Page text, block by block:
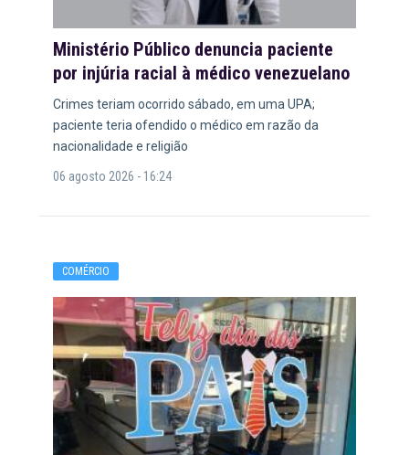
Ministério Público denuncia paciente
por injúria racial à médico venezuelano
Crimes teriam ocorrido sábado, em uma UPA;
paciente teria ofendido o médico em razão da
nacionalidade e religião
06 agosto 2026 - 16:24
COMÉRCIO